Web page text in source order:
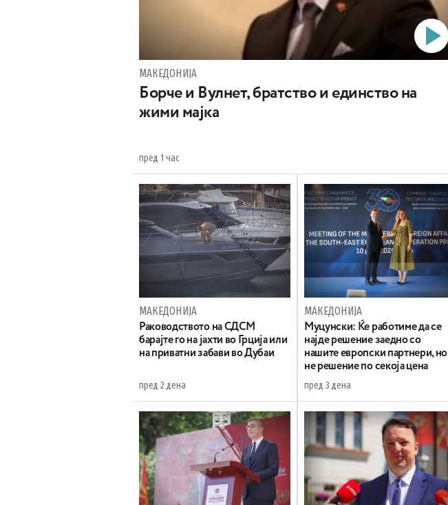
МАКЕДОНИЈА
Борче и Вулнет, братство и единство на
жими мајка
пред 1 час
МАКЕДОНИЈА
Раководството на СДСМ
барајте го на јахти во Грција или
на приватни забави во Дубаи
пред 2 дена
МАКЕДОНИЈА
Муцунски: Ќе работиме да се
најде решение заедно со
нашите европски партнери, но
не решение по секоја цена
пред 3 дена